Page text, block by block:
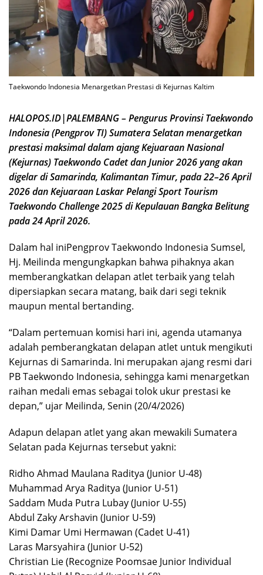
Taekwondo Indonesia Menargetkan Prestasi di Kejurnas Kaltim
HALOPOS.ID|PALEMBANG – Pengurus Provinsi Taekwondo
Indonesia (Pengprov TI) Sumatera Selatan menargetkan
prestasi maksimal dalam ajang Kejuaraan Nasional
(Kejurnas) Taekwondo Cadet dan Junior 2026 yang akan
digelar di Samarinda, Kalimantan Timur, pada 22–26 April
2026 dan Kejuaraan Laskar Pelangi Sport Tourism
Taekwondo Challenge 2025 di Kepulauan Bangka Belitung
pada 24 April 2026.
Dalam hal iniPengprov Taekwondo Indonesia Sumsel,
Hj. Meilinda mengungkapkan bahwa pihaknya akan
memberangkatkan delapan atlet terbaik yang telah
dipersiapkan secara matang, baik dari segi teknik
maupun mental bertanding.
“Dalam pertemuan komisi hari ini, agenda utamanya
adalah pemberangkatan delapan atlet untuk mengikuti
Kejurnas di Samarinda. Ini merupakan ajang resmi dari
PB Taekwondo Indonesia, sehingga kami menargetkan
raihan medali emas sebagai tolok ukur prestasi ke
depan,” ujar Meilinda, Senin (20/4/2026)
Adapun delapan atlet yang akan mewakili Sumatera
Selatan pada Kejurnas tersebut yakni:
Ridho Ahmad Maulana Raditya (Junior U-48)
Muhammad Arya Raditya (Junior U-51)
Saddam Muda Putra Lubay (Junior U-55)
Abdul Zaky Arshavin (Junior U-59)
Kimi Damar Umi Hermawan (Cadet U-41)
Laras Marsyahira (Junior U-52)
Christian Lie (Recognize Poomsae Junior Individual